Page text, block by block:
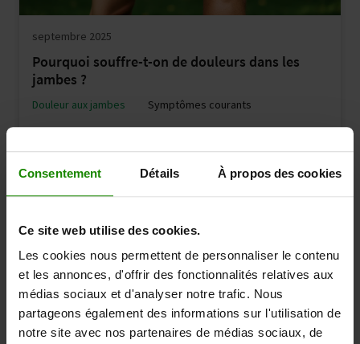
Consentement Détails À propos des cookies
Ce site web utilise des cookies.
Les cookies nous permettent de personnaliser le contenu
et les annonces, d'offrir des fonctionnalités relatives aux
médias sociaux et d'analyser notre trafic. Nous
partageons également des informations sur l'utilisation de
notre site avec nos partenaires de médias sociaux, de
septembre 2025
Pourquoi souffre-t-on de douleurs dans les
jambes ?
Douleur aux jambes Symptômes courants
août 2025